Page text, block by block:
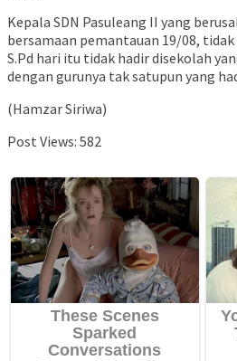
Kepala SDN Pasuleang II yang
bersamaan pemantauan 19/08,
S.Pd hari itu tidak hadir disekolah
dengan gurunya tak satupun yang
(Hamzar Siriwa)
Post Views: 582